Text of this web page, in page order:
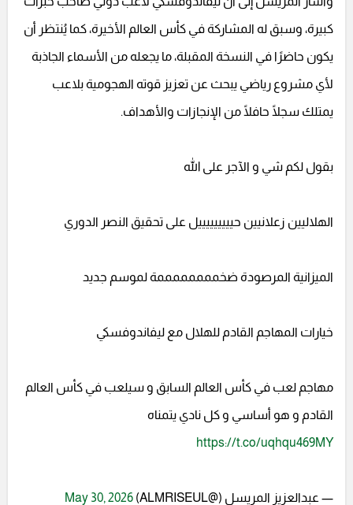
كبيرة، وسبق له المشاركة في كأس العالم الأخيرة، كما يُنتظر أن
يكون حاضرًا في النسخة المقبلة، ما يجعله من الأسماء الجاذبة
لأي مشروع رياضي يبحث عن تعزيز قوته الهجومية بلاعب
يمتلك سجلًا حافلًا من الإنجازات والأهداف.
بقول لكم شي و الآجر على الله
الهلاليين زعلانيين حيييييييييل على تحقيق النصر الدوري
الميزانية المرصودة ضخممممممممة لموسم جديد
خيارات المهاجم القادم للهلال مع ليفاندوفسكي
مهاجم لعب في كأس العالم السابق و سيلعب في كأس العالم
القادم و هو أساسي و كل نادي يتمناه
https://t.co/uqhqu469MY
— عبدالعزيز المريسل (@ALMRISEUL) May 30, 2026